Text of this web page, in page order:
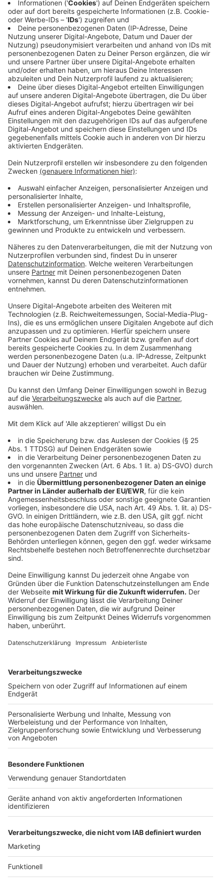
Der Antrag der Verbraucherzentrale sei unbegründet,
sagte Richter Oliver Jörgens vom OLG Köln. Meta
berufe sich auf ein berechtigtes Interesse nach der
Datenschutzgrundverordnung. Die angekündigte
Verwendung der Daten für KI-Trainingszwecke sei
auch ohne Einwilligung der Betroffenen rechtmäßig.
Meta verfolge mit der Verwendung zum KI-Training
einen legitimen Zweck. Dieser Zweck könne nicht
durch andere, weniger einschneidende Mittel erreicht
werden.
Anzeige
Meta freut sich über Gerichtsentscheidung
Anzeige
Meta begrüßte die Entscheidung. Man bekräftige,
dass der Ansatz keine Datenschutz-Bestimmungen
verletze und im Einklang mit der Bewertung durch die
irische Datenschutzkommission stehe. "Wir sind
verpflichtet, Deutsch-trainierte KI in die Hände der
deutschen Bevölkerung zu bringen und sicherzustellen,
dass jeder in Europa gleichberechtigten Zugang zu den
vollen Vorteilen der generativen KI hat", erklärte ein
Meta-Sprecher. Die Verbraucherzentrale äußerte sich
enttäuscht. "Aus unserer Sicht bleibt die Nutzung
personenbezogener Daten für das Training der Meta-
eigenen KI hochproblematisch", sagte VZ-NRW-
Vorstand Wolfgang Schuldzinski. Die Ablehnung des
Eilantrags bedeute, dass nun Fakten geschaffen
würden, obwohl es weiterhin erhebliche Zweifel an der
Rechtmäßigkeit der Verwendung in dieser Form gebe.
Anzeige
Welche Daten nutzt Meta genau?
Anzeige
Ab dem 27. Mai werden sämtliche öffentlich
einsehbaren Inhalte für die KI zugänglich gemacht:
Posts, Kommentare, Fotos, Videos und Storys. Meta
beruft sich dabei auf ein "berechtigtes Interesse",
diese Daten zu verwenden, sofern Nutzer dem nicht
noch bis zum 26. Mai möglich.
Anzeige
"nachvollziehbar"
Rechtsanwalt Christian Solmecke von der Kanzlei
"rechtlich nachvollziehbar". "Datenschutzethisch sollte
sie aber nicht das letzte Wort sein", erklärte der
Datenschutzexperte auf Anfrage der Deutschen
personenbezogenen Daten in der Vergangenheit alles
andere als ein Musterknabe gewesen. "Umso
verständlicher ist die Skepsis, wenn Meta nun
Milliarden von Nutzerbeiträgen für das Training seiner
KI-Systeme nutzen will und das ohne aktive
Einwilligung."
Anzeige